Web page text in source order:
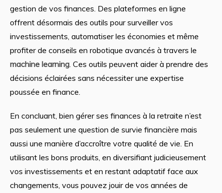
gestion de vos finances. Des plateformes en ligne
offrent désormais des outils pour surveiller vos
investissements, automatiser les économies et même
profiter de conseils en robotique avancés à travers le
machine learning . Ces outils peuvent aider à prendre des
décisions éclairées sans nécessiter une expertise
poussée en finance.
En concluant, bien gérer ses finances à la retraite n’est
pas seulement une question de survie financière mais
aussi une manière d’accroître votre qualité de vie. En
utilisant les bons produits, en diversifiant judicieusement
vos investissements et en restant adaptatif face aux
changements, vous pouvez jouir de vos années de